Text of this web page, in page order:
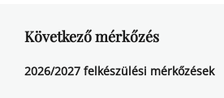
Következő mérkőzés
2026/2027 felkészülési mérkőzések